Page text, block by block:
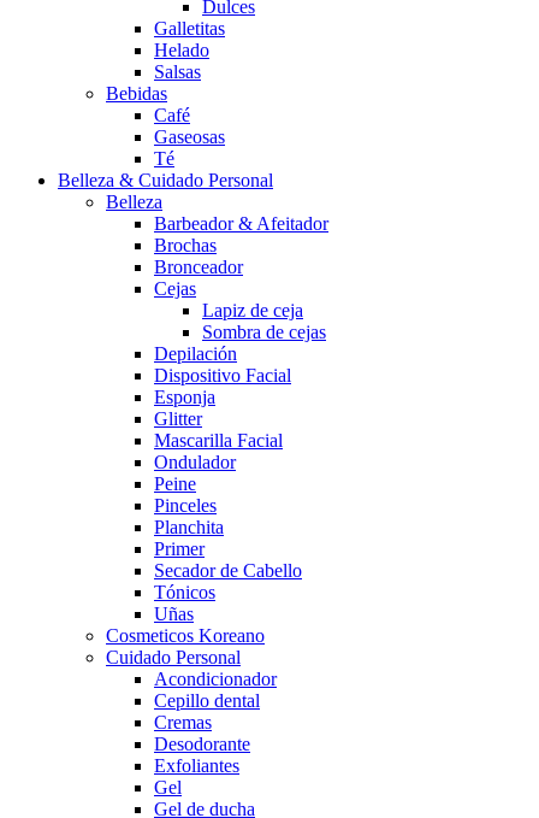
Dulces
Galletitas
Helado
Salsas
Bebidas
Café
Gaseosas
Té
Belleza & Cuidado Personal
Belleza
Barbeador & Afeitador
Brochas
Bronceador
Cejas
Lapiz de ceja
Sombra de cejas
Depilación
Dispositivo Facial
Esponja
Glitter
Mascarilla Facial
Ondulador
Peine
Pinceles
Planchita
Primer
Secador de Cabello
Tónicos
Uñas
Cosmeticos Koreano
Cuidado Personal
Acondicionador
Cepillo dental
Cremas
Desodorante
Exfoliantes
Gel
Gel de ducha